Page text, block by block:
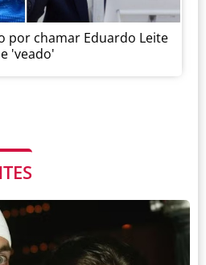
por chamar Eduardo Leite
'veado'